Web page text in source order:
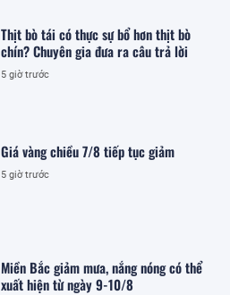
Thịt bò tái có thực sự bổ hơn thịt bò
chín? Chuyên gia đưa ra câu trả lời
5 giờ trước
Giá vàng chiều 7/8 tiếp tục giảm
5 giờ trước
Miền Bắc giảm mưa, nắng nóng có thể
xuất hiện từ ngày 9-10/8